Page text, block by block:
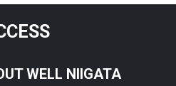
WELL NIIGATA